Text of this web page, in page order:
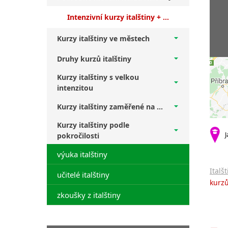
Intenzivní kurzy italštiny + úplní začátečníci
Kurzy italštiny ve městech
Druhy kurzů italštiny
Kurzy italštiny s velkou
intenzitou
Kurzy italštiny zaměřené na ...
Kurzy italštiny podle
pokročilosti
výuka italštiny
učitelé italštiny
zkoušky z italštiny